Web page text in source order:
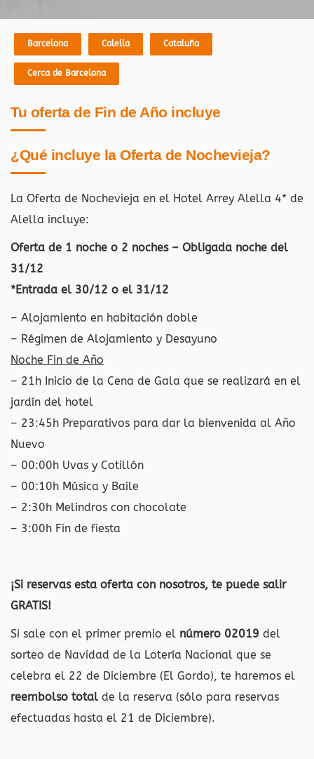
Barcelona Calella Cataluña
Cerca de Barcelona
Tu oferta de Fin de Año incluye
¿Qué incluye la Oferta de Nochevieja?
La Oferta de Nochevieja en el Hotel Arrey Alella 4* de
Alella incluye:
Oferta de 1 noche o 2 noches – Obligada noche del
31/12
*Entrada el 30/12 o el 31/12
– Alojamiento en habitación doble
– Régimen de Alojamiento y Desayuno
Noche Fin de Año
– 21h Inicio de la Cena de Gala que se realizará en el
jardín del hotel
– 23:45h Preparativos para dar la bienvenida al Año
Nuevo
– 00:00h Uvas y Cotillón
– 00:10h Música y Baile
– 2:30h Melindros con chocolate
– 3:00h Fin de fiesta
¡Si reservas esta oferta con nosotros, te puede salir
GRATIS!
Si sale con el primer premio el número 02019 del
sorteo de Navidad de la Lotería Nacional que se
celebra el 22 de Diciembre (El Gordo), te haremos el
reembolso total de la reserva (sólo para reservas
efectuadas hasta el 21 de Diciembre).